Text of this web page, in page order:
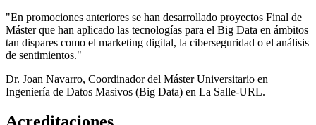
"En promociones anteriores se han desarrollado proyectos Final de
Máster que han aplicado las tecnologías para el Big Data en ámbitos
tan dispares como el marketing digital, la ciberseguridad o el análisis
de sentimientos."
Dr. Joan Navarro, Coordinador del Máster Universitario en
Ingeniería de Datos Masivos (Big Data) en La Salle-URL.
Acreditaciones